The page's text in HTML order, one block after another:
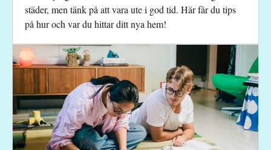
städer, men tänk på att vara ute i god tid. Här får du tips
på hur och var du hittar ditt nya hem!